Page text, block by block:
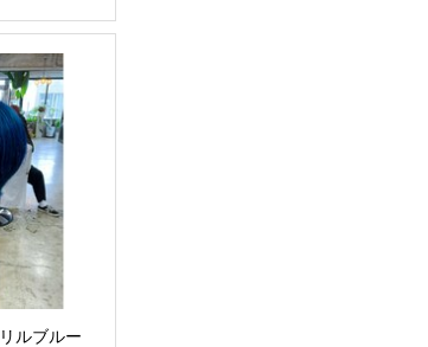
ルブルー